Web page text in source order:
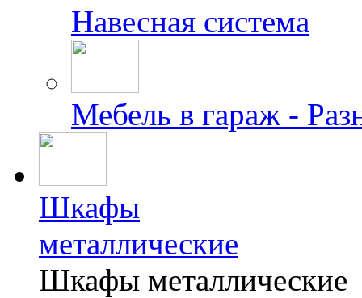
Навесная система
Мебель в гараж -
Шкафы
металлические
Шкафы металлические